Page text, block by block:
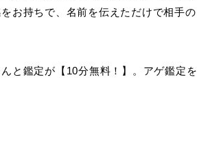
お持ちで、名前を伝えただけで相手の
と鑑定が【10分無料！】。アゲ鑑定を